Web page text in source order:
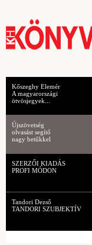
Kőszeghy Elemér
A magyarországi
ötvösjegyek...
Újszövetség
olvasást segítő
nagy betűkkel
SZERZŐI KIADÁS
PROFI MÓDON
Tandori Dezső
TANDORI SZUBJEKTÍV